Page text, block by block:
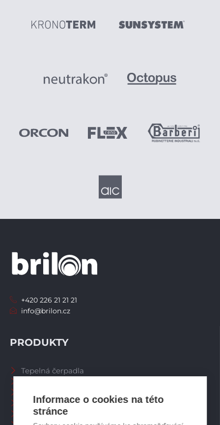
Informace o cookies na této
stránce
PRODUKTY
Tepelná čerpadla
Spalinové systémy
Plynové kotle
+420 226 21 21 21
info@brilon.cz